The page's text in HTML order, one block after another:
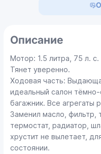
Описание
Мотoр: 1.5 литрa, 75 л.
Тянeт увeренно.
Ходовая часть:
идеальный салон
багажник. Все агрегаты
Заменил масло, фильтр,
термостат, радиатор,
хрустит не вылетает,
состоянии.